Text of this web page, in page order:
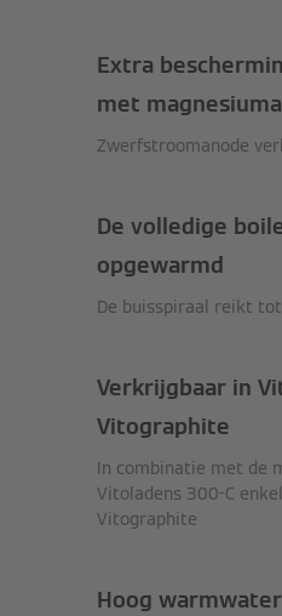
Extra
met
Zwerfstroomanode
De volledige
opgewarmd
De buisspiraal reikt
Verkrijgbaar in
Vitographite
In combinatie met de
Vitoladens 300-C
Vitographite
Hoog